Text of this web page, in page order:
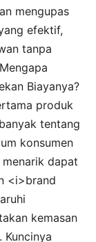
mengupas
efektif,
tanpa
Biayanya?
produk
tentang
konsumen
menarik dapat
<i>brand
kemasan